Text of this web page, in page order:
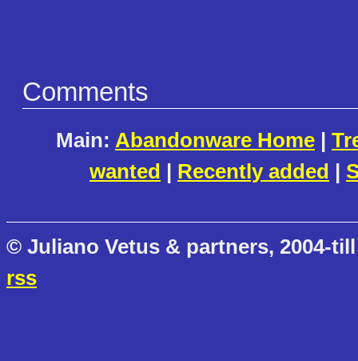
Comments
Main: Abandonware Home |
wanted | Recently added |
© Juliano Vetus & partners, 2004-
rss